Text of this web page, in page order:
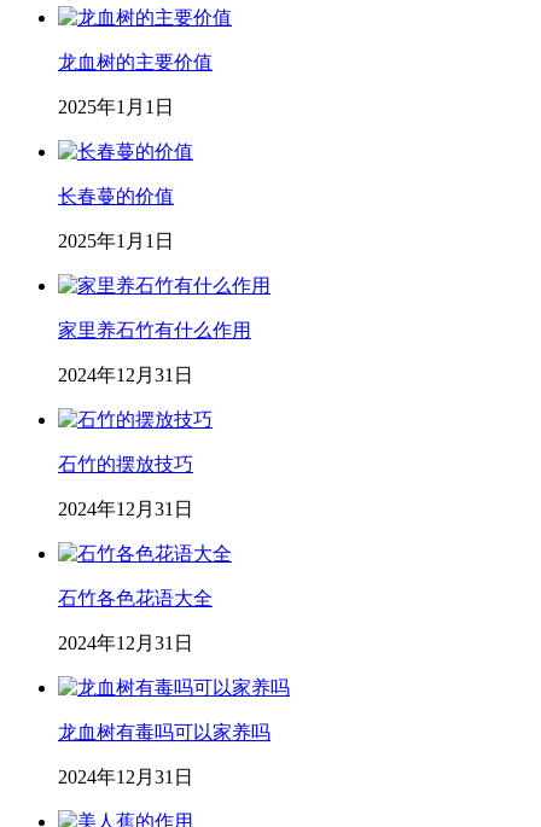
龙血树的主要价值
2025年1月1日
长春蔓的价值
2025年1月1日
家里养石竹有什么作用
2024年12月31日
石竹的摆放技巧
2024年12月31日
石竹各色花语大全
2024年12月31日
龙血树有毒吗可以家养吗
2024年12月31日